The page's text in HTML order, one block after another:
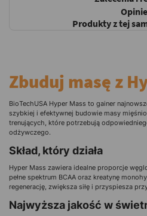
Opinie
Produkty z tej
Zbuduj masę z
BioTechUSA Hyper Mass to gainer
szybkiej i efektywnej budowie masy
trenujących, które potrzebują
odżywczego.
Skład, który działa
Hyper Mass zawiera idealne proporcje
pełne spektrum BCAA oraz kreatynę
regenerację, zwiększa siłę i przyspiesza
Najwyższa jakość w